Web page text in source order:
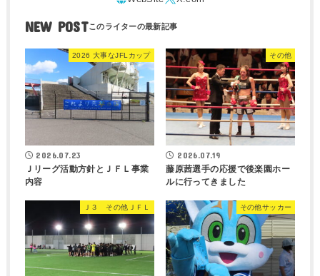
NEW POST
2026 大事なJFLカップ
2026.07.23
Ｊリーグ活動方針とＪＦＬ事業
内容
その他
2026.07.19
藤原茜選手の応援で後楽園ホー
ルに行ってきました
Ｊ３ その他ＪＦＬ その他サッカー